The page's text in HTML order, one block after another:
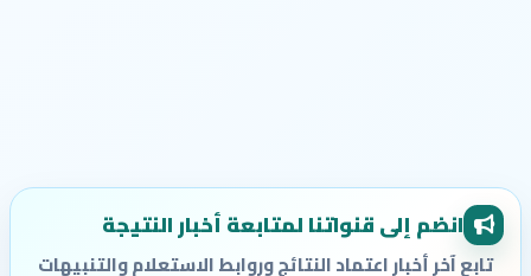
انضم إلى قنواتنا لمتابعة أخبار النتيجة
تابع آخر أخبار اعتماد النتائج وروابط الاستعلام والتنبيهات